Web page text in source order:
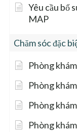
Yêu cầu bổ
MAP
Chăm sóc đặc
Phòng
Phòng
Phòng
Phòng